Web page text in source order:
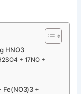
HNO3
+ 17NO +
Fe(NO3)3 +